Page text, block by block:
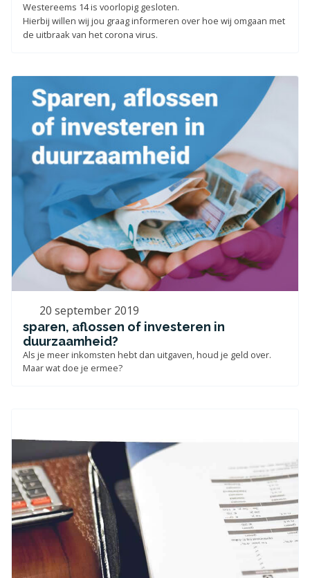
Westereems 14 is voorlopig gesloten.
Hierbij willen wij jou graag informeren over hoe wij omgaan met
de uitbraak van het corona virus.
20 september 2019
sparen, aflossen of investeren in
duurzaamheid?
Als je meer inkomsten hebt dan uitgaven, houd je geld over.
Maar wat doe je ermee?